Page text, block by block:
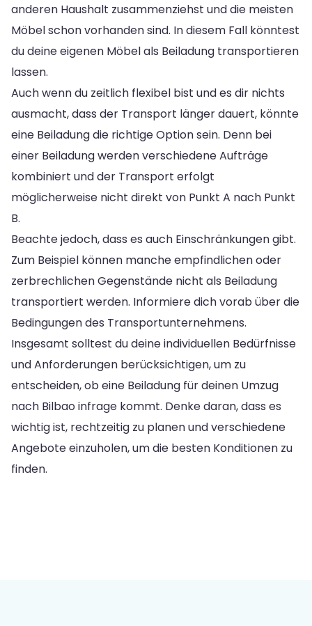
anderen Haushalt zusammenziehst und die meisten
Möbel schon vorhanden sind. In diesem Fall könntest
du deine eigenen Möbel als Beiladung transportieren
lassen.
Auch wenn du zeitlich flexibel bist und es dir nichts
ausmacht, dass der Transport länger dauert, könnte
eine Beiladung die richtige Option sein. Denn bei
einer Beiladung werden verschiedene Aufträge
kombiniert und der Transport erfolgt
möglicherweise nicht direkt von Punkt A nach Punkt
B.
Beachte jedoch, dass es auch Einschränkungen gibt.
Zum Beispiel können manche empfindlichen oder
zerbrechlichen Gegenstände nicht als Beiladung
transportiert werden. Informiere dich vorab über die
Bedingungen des Transportunternehmens.
Insgesamt solltest du deine individuellen Bedürfnisse
und Anforderungen berücksichtigen, um zu
entscheiden, ob eine Beiladung für deinen Umzug
nach Bilbao infrage kommt. Denke daran, dass es
wichtig ist, rechtzeitig zu planen und verschiedene
Angebote einzuholen, um die besten Konditionen zu
finden.